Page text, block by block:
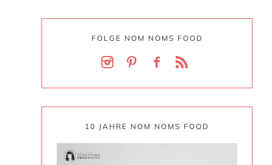
FOLGE NOM NOMS FOOD
10 JAHRE NOM NOMS FOOD